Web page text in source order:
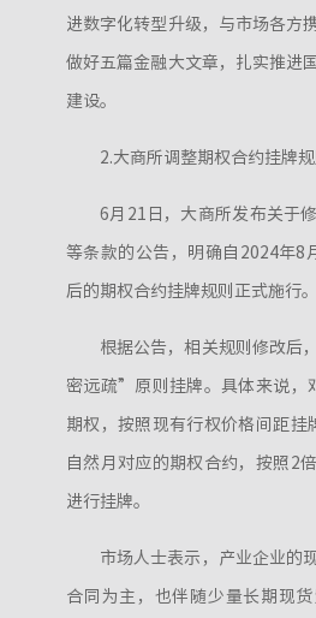
进数字化转型升级，与市场各方
做好五篇金融大文章，扎实推进
建设。
2.大商所调整期权合约挂牌规
6月21日，大商所发布关于
等条款的公告，明确自2024年8
后的期权合约挂牌规则正式施行。
根据公告，相关规则修改后
密远疏”原则挂牌。具体来说，
期权，按照现有行权价格间距挂
自然月对应的期权合约，按照2
进行挂牌。
市场人士表示，产业企业的
合同为主，也伴随少量长期现